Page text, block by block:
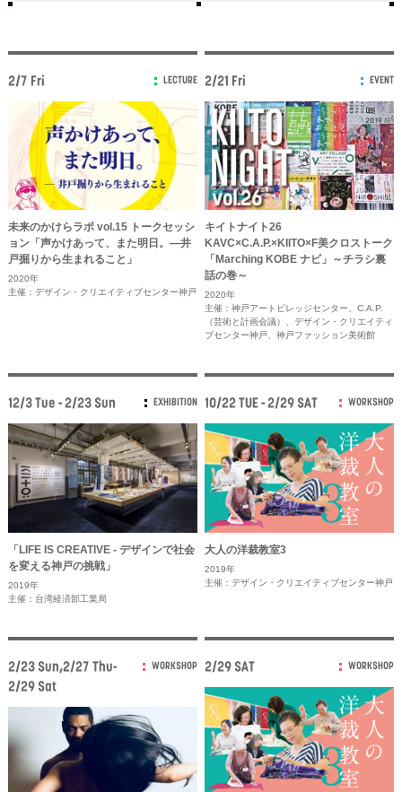
2/7 Fri LECTURE
未来のかけらラボ vol.15 トークセッシ
ョン「声かけあって、また明日。―井
戸掘りから生まれること」
2020年
主催：デザイン・クリエイティブセンター神戸
2/21 Fri EVENT
キイトナイト26
KAVC×C.A.P.×KIITO×F美クロストーク
「Marching KOBE ナビ」～チラシ裏
話の巻～
2020年
主催：神戸アートビレッジセンター、C.A.P.
（芸術と計画会議）、デザイン・クリエイティ
ブセンター神戸、神戸ファッション美術館
12/3 Tue - 2/23 Sun EXHIBITION
「LIFE IS CREATIVE ‐ デザインで社会
を変える神戸の挑戦」
2019年
主催：台湾経済部工業局
10/22 TUE - 2/29 SAT WORKSHOP
大人の洋裁教室3
2019年
主催：デザイン・クリエイティブセンター神戸
2/23 Sun,2/27 Thu-
2/29 Sat
WORKSHOP 2/29 SAT WORKSHOP